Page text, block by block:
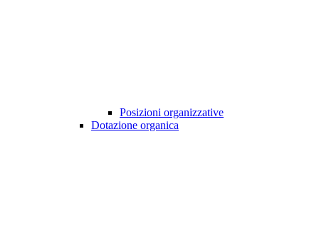
Posizioni organizzative
Dotazione organica